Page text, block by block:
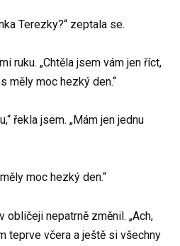
Terezky?“ zeptala se.
ruku. „Chtěla jsem vám jen říct,
měly moc hezký den.“
řekla jsem. „Mám jen jednu
moc hezký den.“
obličeji nepatrně změnil. „Ach,
teprve včera a ještě si všechny